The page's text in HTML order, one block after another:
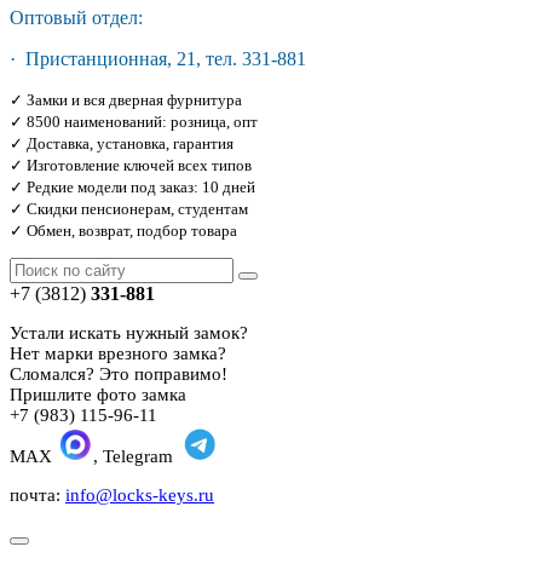
Оптовый отдел:
· Пристанционная, 21, тел. 331-881
✓ Замки и вся дверная фурнитура
✓ 8500 наименований: розница, опт
✓ Доставка, установка, гарантия
✓ Изготовление ключей всех типов
✓ Редкие модели под заказ: 10 дней
✓ Скидки пенсионерам, студентам
✓ Обмен, возврат, подбор товара
+7 (3812) 331-881
Устали искать нужный замок?
Нет марки врезного замка?
Сломался? Это поправимо!
Пришлите фото замка
+7 (983) 115-96-11
MAX
, Telegram
почта: info@locks-keys.ru